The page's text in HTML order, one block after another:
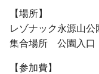
【場所】
レゾナック永源山公
集合場所 公園入口
【参加費】